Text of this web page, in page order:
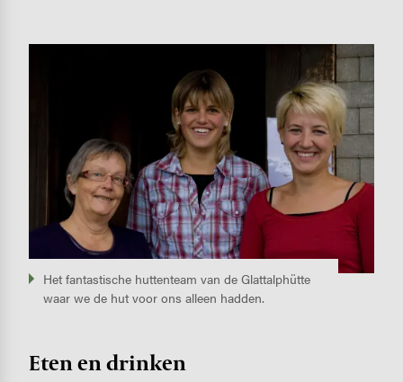
Het fantastische huttenteam van de Glattalphütte
waar we de hut voor ons alleen hadden.
Eten en drinken